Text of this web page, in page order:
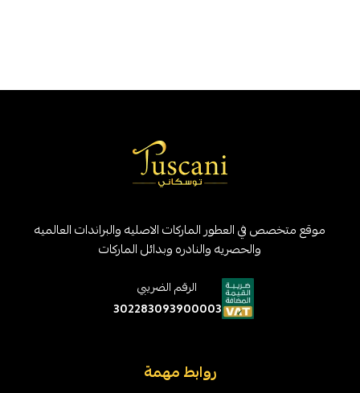
موقع متخصص في العطور الماركات الاصليه والبراندات العالميه
والحصريه والنادره وبدائل الماركات
الرقم الضريبي
302283093900003
روابط مهمة